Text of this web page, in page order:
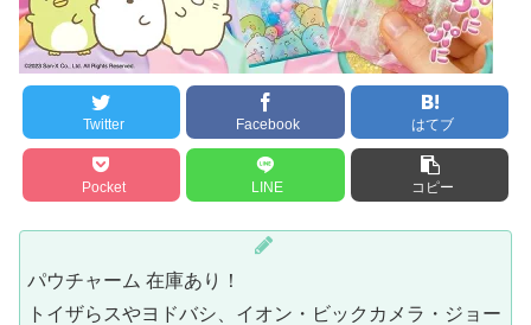
Twitter Facebook はてブ
Pocket LINE コピー
パウチャーム 在庫あり！
トイザらスやヨドバシ、イオン・ビックカメラ・ジョー